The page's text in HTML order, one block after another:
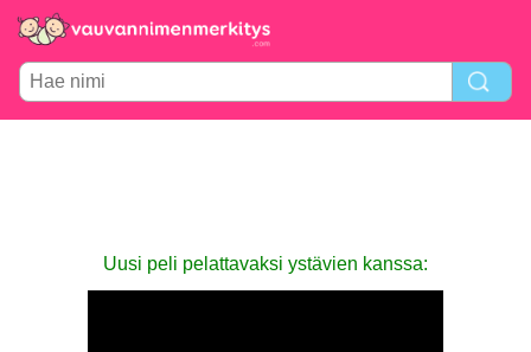
Uusi peli pelattavaksi ystävien kanssa: